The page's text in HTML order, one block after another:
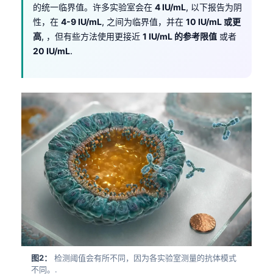
的统一临界值。许多实验室会在 4 IU/mL, 以下报告为阴
性，在 4-9 IU/mL, 之间为临界值，并在 10 IU/mL 或更
高, ，但有些方法使用更接近 1 IU/mL 的参考限值 或者
20 IU/mL.
图2：
检测阈值会有所不同，因为各实验室测量的抗体模式
不同。.